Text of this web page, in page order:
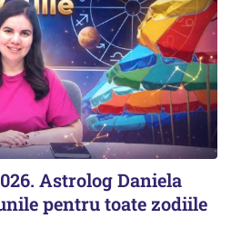
Astrolog Daniela
pentru toate zodiile